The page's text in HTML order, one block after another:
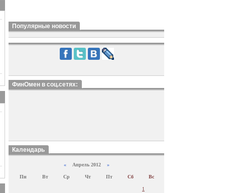
Популярные новости
ФинОмен в соц.сетях:
Календарь
«Апрель 2012 »
Пн Вт Ср Чт Пт Сб Вс
1